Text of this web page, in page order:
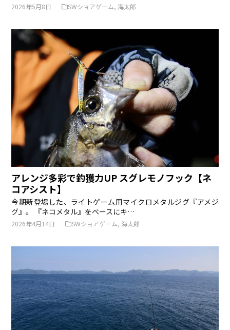
2026年5月8日 SWショアゲーム,海太郎
アレンジ多彩で釣獲力UP スグレモノフック【ネ
コアシスト】
今期新登場した、ライトゲーム用マイクロメタルジグ『アメジ
グ』。 『ネコメタル』をベースにキ…
2026年4月14日 SWショアゲーム,海太郎